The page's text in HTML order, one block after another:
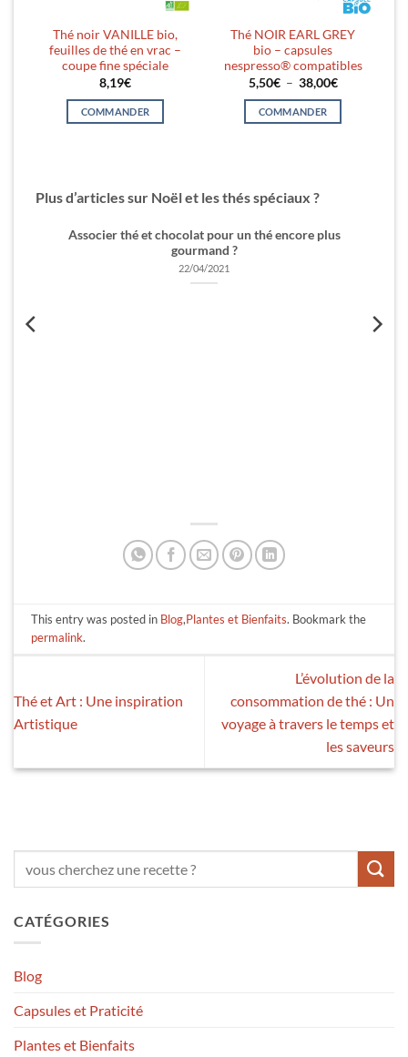
Thé noir VANILLE bio,
feuilles de thé en vrac –
coupe fine spéciale
8,19€
COMMANDER
Thé NOIR EARL GREY
bio – capsules
nespresso® compatibles
5,50€ – 38,00€Plage
prix :
COMMANDER
Plus d’articles sur Noël et les thés spéciaux ?
Associer thé et chocolat pour un thé encore plus
gourmand ?
22/04/2021
This entry was posted in Blog,Plantes et Bienfaits. Bookmark the
permalink.
Thé et Art : Une inspiration
Artistique
L’évolution de la
consommation de thé : Un
voyage à travers le temps et
les saveurs
CATÉGORIES
Blog
Capsules et Praticité
Plantes et Bienfaits